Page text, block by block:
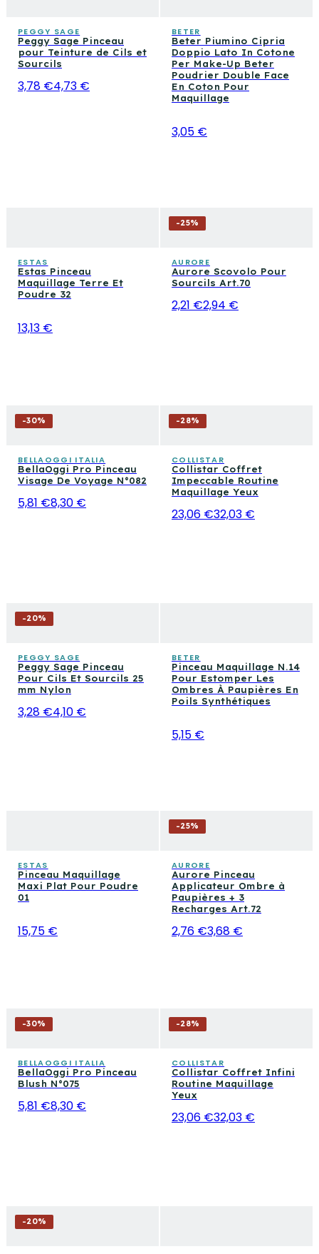
chevauchements inutiles.
aux bons produits de maquillage, est la base de toute
routine de maquillage efficace.
PEGGY SAGE
Peggy Sage Pinceau
pour Teinture de Cils et
Sourcils
3,78 €4,73 €
BETER
Beter Piumino Cipria
Doppio Lato In Cotone
Per Make-Up Beter
Poudrier Double Face
En Coton Pour
Maquillage
3,05 €
ESTAS
Estas Pinceau
Maquillage Terre Et
Poudre 32
13,13 €
-25%
AURORE
Aurore Scovolo Pour
Sourcils Art.70
2,21 €2,94 €
-30%
BELLAOGGI ITALIA
BellaOggi Pro Pinceau
Visage De Voyage N°082
5,81 €8,30 €
-28%
COLLISTAR
Collistar Coffret
Impeccable Routine
Maquillage Yeux
23,06 €32,03 €
-20%
PEGGY SAGE
Peggy Sage Pinceau
Pour Cils Et Sourcils 25
mm Nylon
3,28 €4,10 €
BETER
Pinceau Maquillage N.14
Pour Estomper Les
Ombres À Paupières En
Poils Synthétiques
5,15 €
ESTAS
Pinceau Maquillage
Maxi Plat Pour Poudre
01
15,75 €
-25%
AURORE
Aurore Pinceau
Applicateur Ombre à
Paupières + 3
Recharges Art.72
2,76 €3,68 €
-30%
BELLAOGGI ITALIA
BellaOggi Pro Pinceau
Blush N°075
5,81 €8,30 €
-28%
COLLISTAR
Collistar Coffret Infini
Routine Maquillage
Yeux
23,06 €32,03 €
-20%